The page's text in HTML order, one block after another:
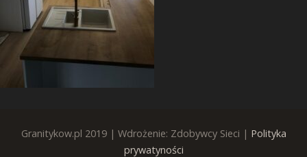
Granitykow.pl 2019 | Wdrożenie: Zdobywcy Sieci | Polityka
prywatyności